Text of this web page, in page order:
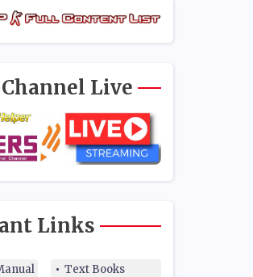
Live
Links
Text Books